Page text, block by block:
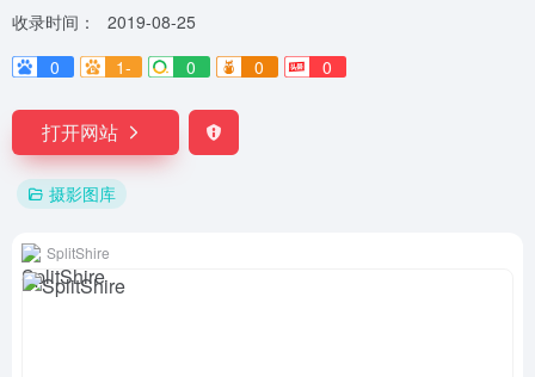
收录时间：
2019-08-25
0
1- 0 0 0
打开网站
摄影图库
SplitShire